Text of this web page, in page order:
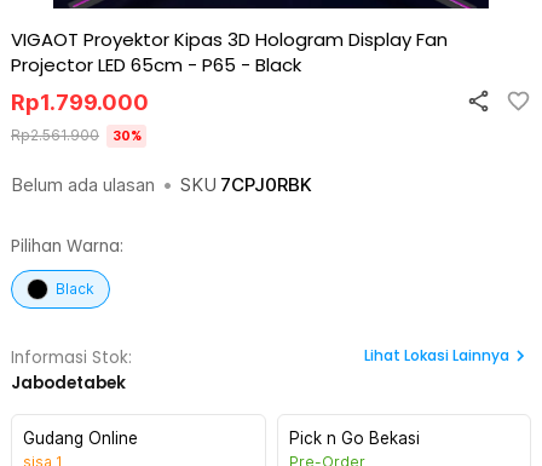
VIGAOT Proyektor Kipas 3D Hologram Display Fan
Projector LED 65cm - P65 - Black
Belum ada ulasan • SKU 7CPJ0RBK
Rp1.799.000
Rp2.561.900 30%
Pilihan Warna:
Black
Informasi Stok:
Jabodetabek
Lihat Lokasi Lainnya
Gudang Online
sisa 1
Pick n Go Bekasi
Pre-Order